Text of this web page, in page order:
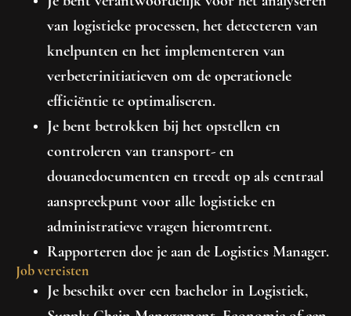
van logistieke processen, het detecteren van
knelpunten en het implementeren van
verbeterinitiatieven om de operationele
efficiëntie te optimaliseren.
Je bent betrokken bij het opstellen en
controleren van transport- en
douanedocumenten en treedt op als centraal
aanspreekpunt voor alle logistieke en
administratieve vragen hieromtrent.
Rapporteren doe je aan de Logistics Manager.
Job vereisten
Je beschikt over een bachelor in Logistiek,